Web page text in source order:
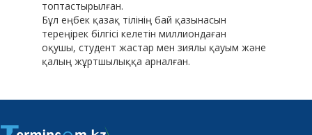
топтастырылған.
Бұл еңбек қазақ тілінің бай қазынасын
тереңірек білгісі келетін миллиондаған
оқушы, студент жастар мен зиялы қауым және
қалың жұртшылыққа арналған.